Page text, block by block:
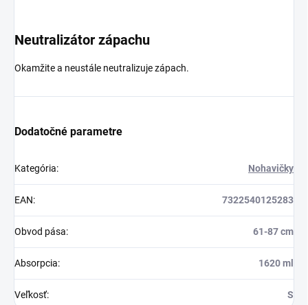
Neutralizátor zápachu
Okamžite a neustále neutralizuje zápach.
Dodatočné parametre
Kategória: Nohavičky
EAN: 7322540125283
Obvod pása: 61-87 cm
Absorpcia: 1620 ml
Veľkosť: S